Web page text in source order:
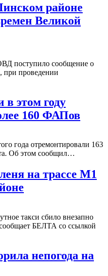
районе
Великой
поступило сообщение о
при проведении
в этом году
160 ФАПов
года отремонтировали 163
Об этом сообщил…
на трассе М1
такси сбило внезапно
БЕЛТА со ссылкой
непогода на